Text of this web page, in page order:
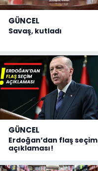
GÜNCEL
Savaş, kutladı
GÜNCEL
Erdoğan’dan flaş seçim
açıklaması!